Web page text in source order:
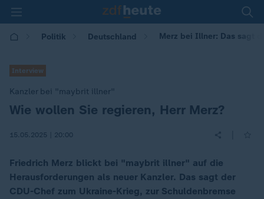
Politik Deutschland Merz bei Illner: Das sagt
Interview
Kanzler bei "maybrit illner"
:
Wie wollen Sie regieren, Herr Merz?
15.05.2025 | 20:00
Friedrich Merz blickt bei "maybrit illner" auf die
Herausforderungen als neuer Kanzler. Das sagt der
CDU-Chef zum Ukraine-Krieg, zur Schuldenbremse